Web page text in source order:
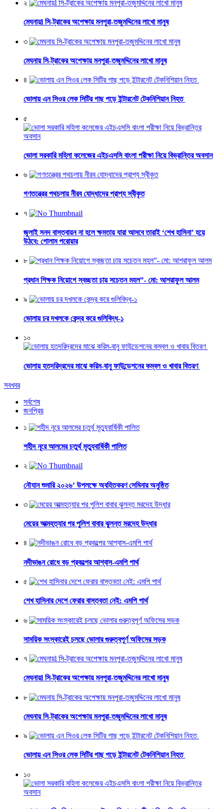
২
মেঘনায়l সি-ট্রাকের অপেক্ষায় মনপুরা-তজুমদ্দিনের লাখো মানুষ
৩
মেঘনায় সি-ট্রাকের অপেক্ষায় মনপুরা-তজুমদ্দিনের লাখো মানুষ
৪
ভোলায় এন সিওর লেক সিটির গাছ পড়ে ইন্টারনেট টেকনিশিয়ান নিহত
৫
ভোলা সরকারি মহিলা কলেজের এইচএসসি বাংলা পরীক্ষা নিয়ে বিভ্রান্তির অবসান
৬
গণতন্ত্রের পথচলায় নীরব যোদ্ধাদের প্রাপ্য স্বীকৃত
৭
জুলাই সনদ বাস্তবায়ন না হলে ক্ষমতায় যারা আসবে তারাই ‘শেখ হাসিনা’ হয়ে
উঠবে: গোলাম পরোয়ার
৮
প্রধান শিক্ষক নিয়োগে স্বচ্ছতা চায় সচেতন মহল”- মো: আশরাফুল আলম
৯
ভোলায় চর দখলকে কেন্দ্র করে গুলিবিদ্ধ-১
১০
ভোলায় হতদরিদ্রদের মাঝে করিম-বানু ফাউন্ডেশনের কম্বল ও খাবার বিতরণ
সবখবর
সর্বশেষ
জনপ্রিয়
১
শহীদ নূরে আলমের চতুর্থ মৃত্যুবার্ষিকী পালিত
২
নৌযান শুমারি ২০২৬’ উপলক্ষে অবহিতকরণ সেমিনার অনুষ্ঠিত
৩
মেয়ের আত্মহত্যার পর পুলিশ বাবার ঝুলন্ত মরদেহ উদ্ধার
৪
নদীভাঙন রোধে বড় প্রকল্পের আশ্বাস-এমপি পার্থ
৫
শেখ হাসিনার দেশে ফেরার বাস্তবতা নেই: এমপি পার্থ
৬
সাময়িক সংস্কারেই চলছে ভোলার গুরুত্বপূর্ণ অফিসের সড়ক
৭
মেঘনায়l সি-ট্রাকের অপেক্ষায় মনপুরা-তজুমদ্দিনের লাখো মানুষ
৮
মেঘনায় সি-ট্রাকের অপেক্ষায় মনপুরা-তজুমদ্দিনের লাখো মানুষ
৯
ভোলায় এন সিওর লেক সিটির গাছ পড়ে ইন্টারনেট টেকনিশিয়ান নিহত
১০